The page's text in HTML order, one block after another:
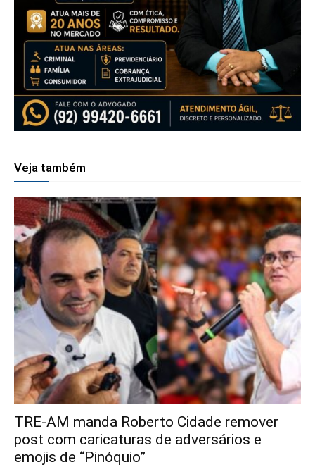
Veja também
TRE-AM manda Roberto Cidade remover
post com caricaturas de adversários e
emojis de “Pinóquio”